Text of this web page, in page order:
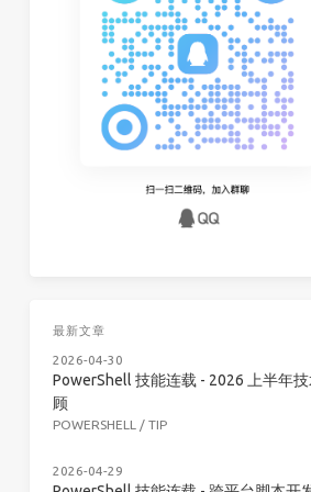
最新文章
2026-04-30
PowerShell 技能连载 - 2026 上半年技
顾
POWERSHELL / TIP
2026-04-29